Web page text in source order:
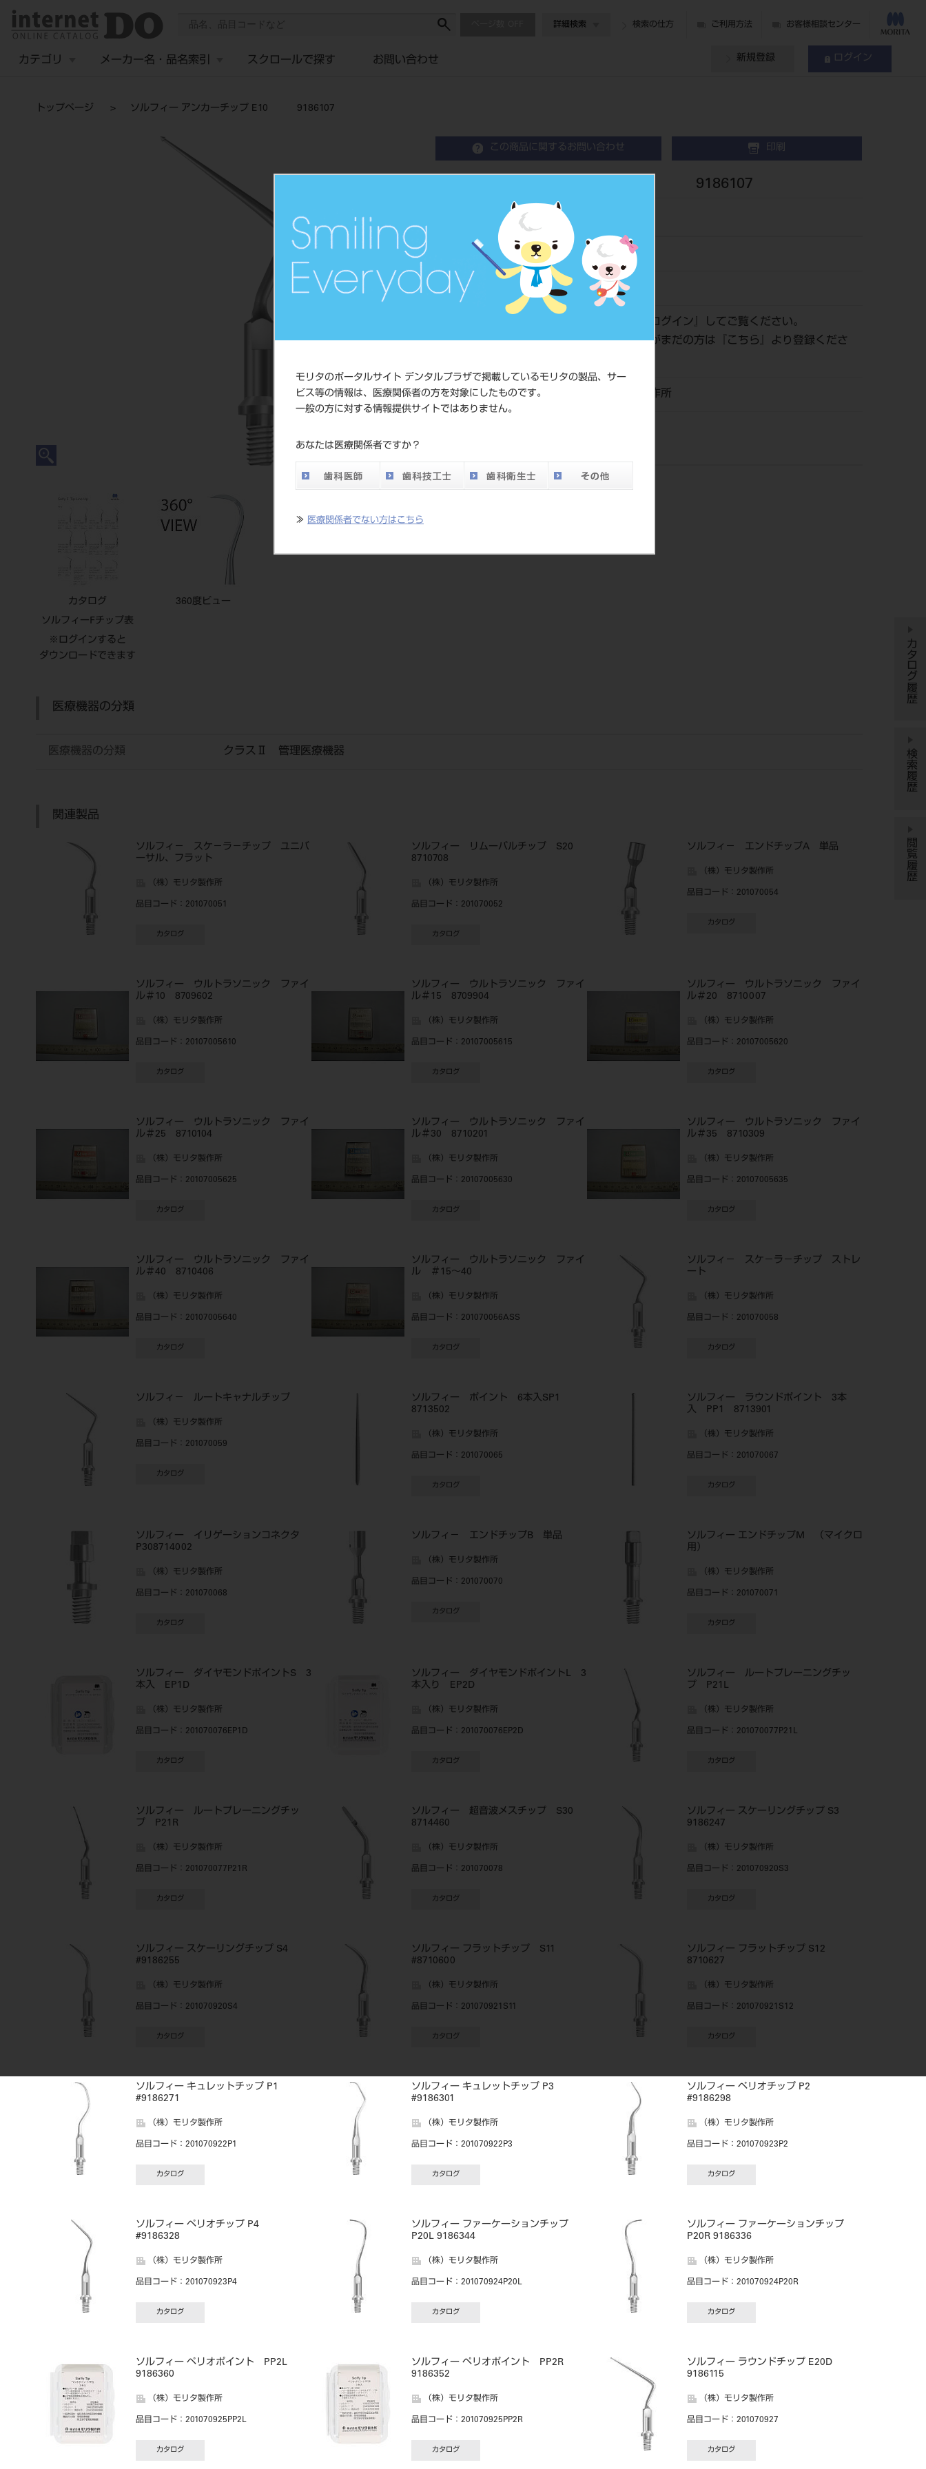
モリタのポータルサイト デンタルプラザで掲載しているモリタの製品、サー
ビス等の情報は、医療関係者の方を対象にしたものです。
一般の方に対する情報提供サイトではありません。
あなたは医療関係者ですか？
≫ 医療関係者でない方はこちら
詳細検索 検索の仕方 ご利用方法 お客様相談センター
カテゴリ メーカー名・品名索引 スクロールで探す お問い合わせ 新規登録 ログイン
トップページ ソルフィー アンカーチップ E10 9186107
この商品に関するお問い合わせ 印刷
ソルフィー アンカーチップ E10 9186107
品目コード 201070926
JAN/EANコード 4548213325481
標準価格
ログイン 』してご覧ください。
ネット会員登録がまだの方は『
こちら
』より登録くださ
メーカー （株）モリタ製作所
カタログ
ソルフィーFチップ表
※ログインすると
ダウンロードできます
360度ビュー
医療機器の分類
医療機器の分類 クラスⅡ 管理医療機器
関連製品
ソルフィ－ スケ－ラ－チップ ユニバ
ーサル、フラット
（株）モリタ製作所
品目コード ：201070051
カタログ
ソルフィー リムーバルチップ S20
8710708
（株）モリタ製作所
品目コード ：201070052
カタログ
ソルフィ－ エンドチップA 単品
（株）モリタ製作所
品目コード ：201070054
カタログ
ソルフィー ウルトラソニック ファイ
ル＃10 8709602
（株）モリタ製作所
品目コード ：20107005610
カタログ
ソルフィー ウルトラソニック ファイ
ル＃15 8709904
（株）モリタ製作所
品目コード ：20107005615
カタログ
ソルフィー ウルトラソニック ファイ
ル＃20 8710007
（株）モリタ製作所
品目コード ：20107005620
カタログ
ソルフィー ウルトラソニック ファイ
ル＃25 8710104
（株）モリタ製作所
品目コード ：20107005625
カタログ
ソルフィー ウルトラソニック ファイ
ル＃30 8710201
（株）モリタ製作所
品目コード ：20107005630
カタログ
ソルフィー ウルトラソニック ファイ
ル＃35 8710309
（株）モリタ製作所
品目コード ：20107005635
カタログ
ソルフィー ウルトラソニック ファイ
ル＃40 8710406
（株）モリタ製作所
品目コード ：20107005640
カタログ
ソルフィー ウルトラソニック ファイ
ル ＃15～40
（株）モリタ製作所
品目コード ：201070056ASS
カタログ
ソルフィ－ スケ－ラ－チップ ストレ
ート
（株）モリタ製作所
品目コード ：201070058
カタログ
ソルフィ－ ルートキャナルチップ
（株）モリタ製作所
品目コード ：201070059
カタログ
ソルフィー ポイント 6本入SP1
8713502
（株）モリタ製作所
品目コード ：201070065
カタログ
ソルフィー ラウンドポイント 3本
入 PP1 8713901
（株）モリタ製作所
品目コード ：201070067
カタログ
ソルフィー イリゲーションコネクタ
P308714002
（株）モリタ製作所
品目コード ：201070068
カタログ
ソルフィ－ エンドチップB 単品
（株）モリタ製作所
品目コード ：201070070
カタログ
ソルフィー エンドチップM （マイクロ
用）
（株）モリタ製作所
品目コード ：201070071
カタログ
ソルフィー ダイヤモンドポイントS 3
本入 EP1D
（株）モリタ製作所
品目コード ：201070076EP1D
カタログ
ソルフィー ダイヤモンドポイントL 3
本入り EP2D
（株）モリタ製作所
品目コード ：201070076EP2D
カタログ
ソルフィー ルートプレーニングチッ
プ P21L
（株）モリタ製作所
品目コード ：201070077P21L
カタログ
ソルフィー ルートプレーニングチッ
プ P21R
（株）モリタ製作所
品目コード ：201070077P21R
カタログ
ソルフィー 超音波メスチップ S30
8714460
（株）モリタ製作所
品目コード ：201070078
カタログ
ソルフィー スケーリングチップ S3
9186247
（株）モリタ製作所
品目コード ：201070920S3
カタログ
ソルフィー スケーリングチップ S4
#9186255
（株）モリタ製作所
品目コード ：201070920S4
カタログ
ソルフィー フラットチップ S11
#8710600
（株）モリタ製作所
品目コード ：201070921S11
カタログ
ソルフィー フラットチップ S12
8710627
（株）モリタ製作所
品目コード ：201070921S12
カタログ
ソルフィー キュレットチップ P1
#9186271
（株）モリタ製作所
品目コード ：201070922P1
カタログ
ソルフィー キュレットチップ P3
#9186301
（株）モリタ製作所
品目コード ：201070922P3
カタログ
ソルフィー ペリオチップ P2
#9186298
（株）モリタ製作所
品目コード ：201070923P2
カタログ
ソルフィー ペリオチップ P4
#9186328
（株）モリタ製作所
品目コード ：201070923P4
カタログ
ソルフィー ファーケーションチップ
P20L 9186344
（株）モリタ製作所
品目コード ：201070924P20L
カタログ
ソルフィー ファーケーションチップ
P20R 9186336
（株）モリタ製作所
品目コード ：201070924P20R
カタログ
ソルフィー ペリオポイント PP2L
9186360
（株）モリタ製作所
品目コード ：201070925PP2L
カタログ
ソルフィー ペリオポイント PP2R
9186352
（株）モリタ製作所
品目コード ：201070925PP2R
カタログ
ソルフィー ラウンドチップ E20D
9186115
（株）モリタ製作所
品目コード ：201070927
カタログ
カタログ履歴
検索履歴
閲覧履歴